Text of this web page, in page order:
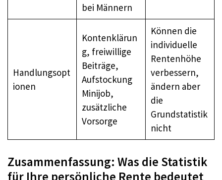
bei Männern
Handlungsopt
ionen
Kontenklärun
g, freiwillige
Beiträge,
Aufstockung
Minijob,
zusätzliche
Vorsorge
Können die
individuelle
Rentenhöhe
verbessern,
ändern aber
die
Grundstatistik
nicht
Zusammenfassung: Was die Statistik
für Ihre persönliche Rente bedeutet